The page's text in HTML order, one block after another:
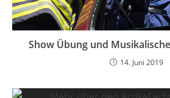
Show Übung und
14. Juni 2019